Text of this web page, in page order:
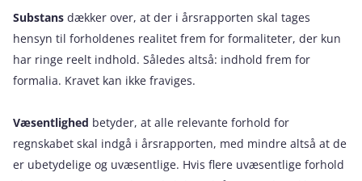
Substans dækker over, at der i årsrapporten skal tages
hensyn til forholdenes realitet frem for formaliteter, der kun
har ringe reelt indhold. Således altså: indhold frem for
formalia. Kravet kan ikke fraviges.
Væsentlighed betyder, at alle relevante forhold for
regnskabet skal indgå i årsrapporten, med mindre altså at de
er ubetydelige og uvæsentlige. Hvis flere uvæsentlige forhold